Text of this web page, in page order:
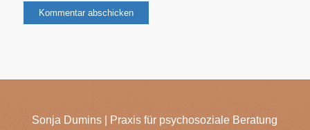
Sonja Dumins | Praxis für psychosoziale Beratung